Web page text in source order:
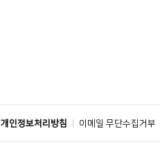
개인정보처리방침 이메일 무단수집거부